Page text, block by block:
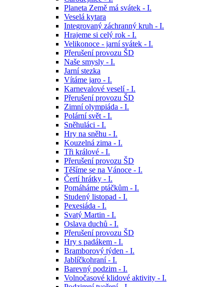
Planeta Země má svátek - I.
Veselá kytara
Integrovaný záchranný kruh - I.
Hrajeme si celý rok - I.
Velikonoce - jarní svátek - I.
Přerušení provozu ŠD
Naše smysly - I.
Jarní stezka
Vítáme jaro - I.
Karnevalové veselí - I.
Přerušení provozu ŠD
Zimní olympiáda - I.
Polární svět - I.
Sněhuláci - I.
Hry na sněhu - I.
Kouzelná zima - I.
Tři králové - I.
Přerušení provozu ŠD
Těšíme se na Vánoce - I.
Čertí hrátky - I.
Pomáháme ptáčkům - I.
Studený listopad - I.
Pexesiáda - I.
Svatý Martin - I.
Oslava duchů - I.
Přerušení provozu ŠD
Hry s padákem - I.
Bramborový týden - I.
Jablíčkohraní - I.
Barevný podzim - I.
Volnočasové klidové aktivity - I.